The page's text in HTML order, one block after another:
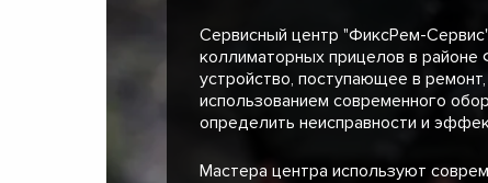
Сервисный центр "ФиксРем-
коллиматорных прицелов в
устройство, поступающее в
использованием современного
определить неисправности и
Мастера центра используют